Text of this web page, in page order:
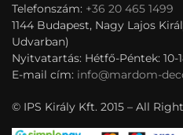
Telefonszám: +36 20 465 1499
1144 Budapest, Nagy Lajos
Udvarban)
Nyitvatartás: Hétfő-Péntek: 10-
E-mail cím: info@mardom-
© IPS Király Kft. 2015 – All